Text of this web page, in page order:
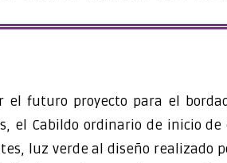
el futuro proyecto para el
el Cabildo ordinario de inicio
luz verde al diseño realizado